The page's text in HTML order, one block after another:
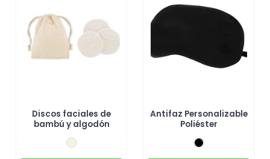
Discos faciales de
bambú y algodón
Antifaz Personalizable
Poliéster